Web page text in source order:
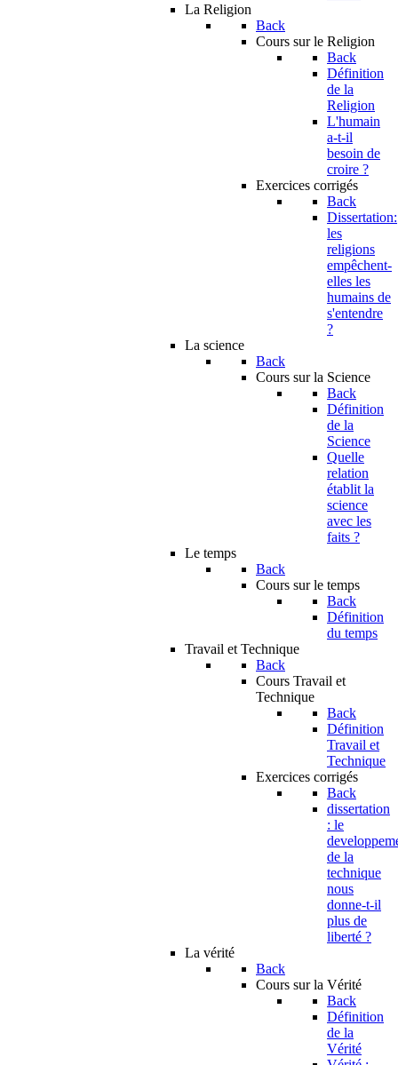
La Religion
Back
Cours sur le Religion
Back
Définition
de la
Religion
L'humain
a-t-il
besoin de
croire ?
Exercices corrigés
Back
Dissertation:
les
religions
empêchent-
elles les
humains de
s'entendre
?
La science
Back
Cours sur la Science
Back
Définition
de la
Science
Quelle
relation
établit la
science
avec les
faits ?
Le temps
Back
Cours sur le temps
Back
Définition
du temps
Travail et Technique
Back
Cours Travail et
Technique
Back
Définition
Travail et
Technique
Exercices corrigés
Back
dissertation
: le
de la
technique
nous
donne-t-il
plus de
liberté ?
La vérité
Back
Cours sur la Vérité
Back
Définition
de la
Vérité